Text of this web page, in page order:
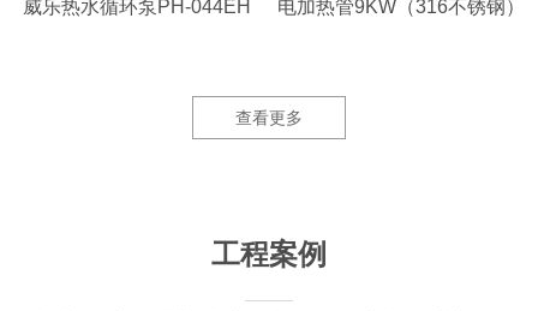
威乐热水循环泵PH-044EH 电加热管9KW（316不锈钢）
查看更多
工程案例